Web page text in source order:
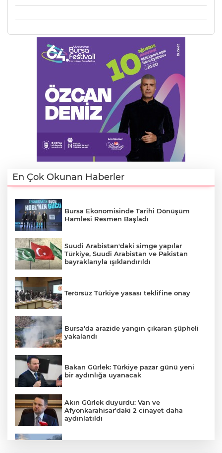
En Çok Okunan Haberler
Bursa Ekonomisinde Tarihi Dönüşüm
Hamlesi Resmen Başladı
Suudi Arabistan'daki simge yapılar
Türkiye, Suudi Arabistan ve Pakistan
bayraklarıyla ışıklandırıldı
Terörsüz Türkiye yasası teklifine onay
Bursa'da arazide yangın çıkaran şüpheli
yakalandı
Bakan Gürlek: Türkiye pazar günü yeni
bir aydınlığa uyanacak
Akın Gürlek duyurdu: Van ve
Afyonkarahisar'daki 2 cinayet daha
aydınlatıldı